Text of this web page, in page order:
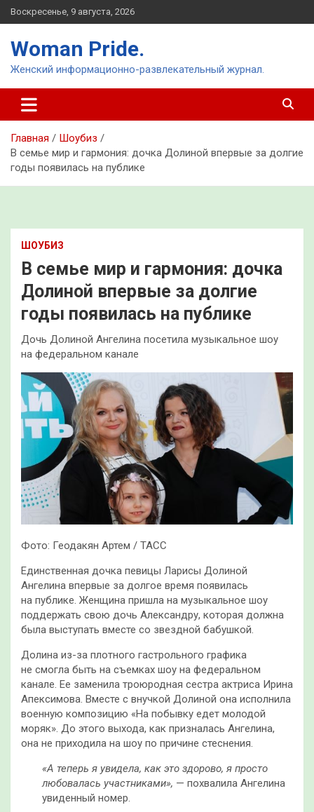
Перейти
к
Воскресенье, 9 августа, 2026
Woman Pride.
Женский информационно-развлекательный журнал.
Главная
Шоубиз
В семье мир и гармония: дочка Долиной впервые за долгие
годы появилась на публике
ШОУБИЗ
В семье мир и гармония: дочка
Долиной впервые за долгие
годы появилась на публике
Дочь Долиной Ангелина посетила музыкальное шоу
на федеральном канале
Фото: Геодакян Артем / ТАСС
Единственная дочка певицы Ларисы Долиной
Ангелина впервые за долгое время появилась
на публике. Женщина пришла на музыкальное шоу
поддержать свою дочь Александру, которая должна
была выступать вместе со звездной бабушкой.
Долина из-за плотного гастрольного графика
не смогла быть на съемках шоу на федеральном
канале. Ее заменила троюродная сестра актриса Ирина
Апексимова. Вместе с внучкой Долиной она исполнила
военную композицию «На побывку едет молодой
моряк». До этого выхода, как призналась Ангелина,
она не приходила на шоу по причине стеснения.
«А теперь я увидела, как это здорово, я просто
любовалась участниками», — похвалила Ангелина
увиденный номер.